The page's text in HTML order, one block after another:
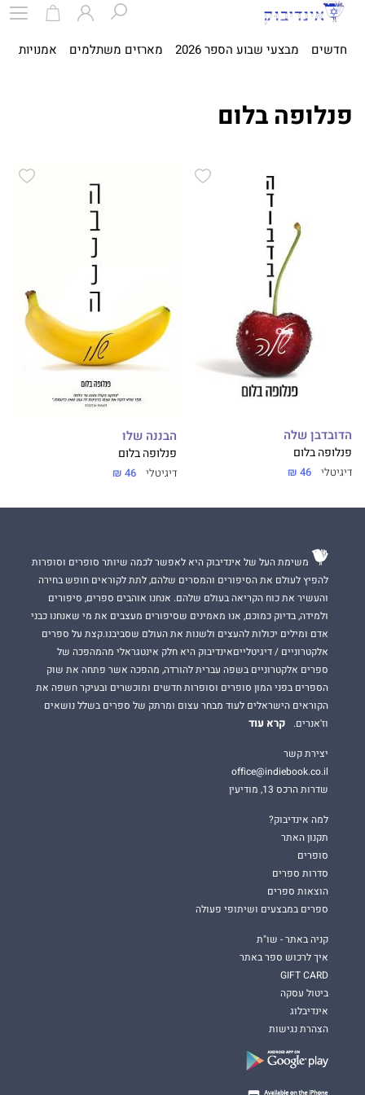
חדשים מבצעי שבוע הספר 2026 מארזים משתלמים אמנויות
פנלופה בלום
הדובדבן שלה
פנלופה בלום
דיגיטלי 46 ₪
הבננה שלו
פנלופה בלום
דיגיטלי 46 ₪
משימת העל של אינדיבוק היא לאפשר לכמה שיותר סופרים וסופרות
להפיץ לעולם את הסיפורים והמסרים שלהם, לתת לקוראים חופש בחירה
והעשיר את כוח הקריאה בעולם שלהם. אנחנו אוהבים ספרים, סיפורים
ולמידה, בדיוק כמוכם, אנו מאמינים שסיפורים מעצבים את מי שאנחנו כבני
אדם ומילים יכולות להעצים ולשנות את העולם שסביבנו.קצת על ספרים
אלקטרוניים / דיגיטלייםאינדיבוק היא חלק אינטגראלי מהמהפכה של
ספרים אלקטרוניים בשפה עברית להורדה, מהפכה אשר פתחה את שוק
הספרים בפני המון סופרים וסופרות חדשים ומוכשרים ובעיקר חשפה את
הקוראים הישראלים לעוד מבחר עצום ומרתק של ספרים בשלל נושאים
וז'אנרים.
קרא עוד
יצירת קשר
office@indiebook.co.il
שדרות הרכס 13, מודיעין
למה אינדיבוק?
תקנון האתר
סופרים
סדרות ספרים
הוצאות ספרים
ספרים במבצעים ושיתופי פעולה
קניה באתר - שו"ת
איך לרכוש ספר באתר
GIFT CARD
ביטול עסקה
אינדיבלוג
הצהרת נגישות